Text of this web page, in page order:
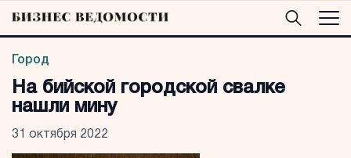
Город
На бийской городской свалке
нашли мину
31 октября 2022